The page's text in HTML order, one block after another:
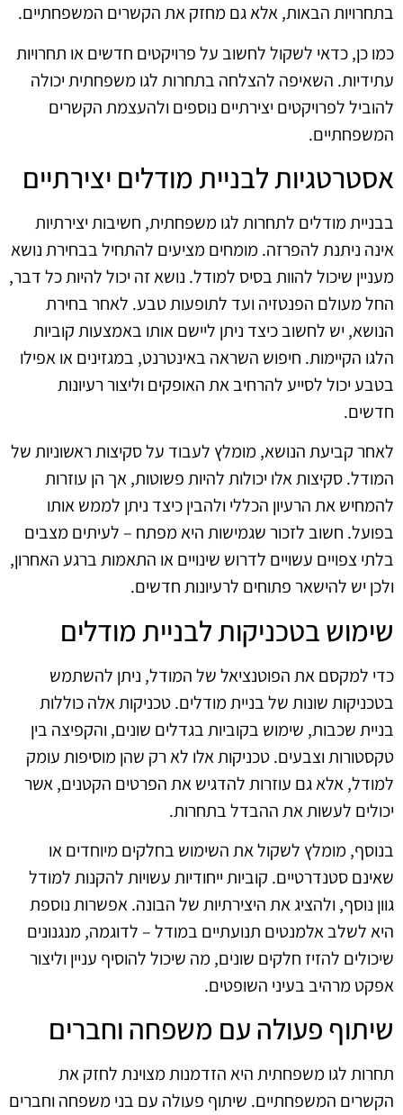
בתחרויות הבאות, אלא גם מחזק את הקשרים המשפחתיים.
כמו כן, כדאי לשקול לחשוב על פרויקטים חדשים או תחרויות
עתידיות. השאיפה להצלחה בתחרות לגו משפחתית יכולה
להוביל לפרויקטים יצירתיים נוספים ולהעצמת הקשרים
המשפחתיים.
אסטרטגיות לבניית מודלים יצירתיים
בבניית מודלים לתחרות לגו משפחתית, חשיבות יצירתיות
אינה ניתנת להפרזה. מומחים מציעים להתחיל בבחירת נושא
מעניין שיכול להוות בסיס למודל. נושא זה יכול להיות כל דבר,
החל מעולם הפנטזיה ועד לתופעות טבע. לאחר בחירת
הנושא, יש לחשוב כיצד ניתן ליישם אותו באמצעות קוביות
הלגו הקיימות. חיפוש השראה באינטרנט, במגזינים או אפילו
בטבע יכול לסייע להרחיב את האופקים וליצור רעיונות
חדשים.
לאחר קביעת הנושא, מומלץ לעבוד על סקיצות ראשוניות של
המודל. סקיצות אלו יכולות להיות פשוטות, אך הן עוזרות
להמחיש את הרעיון הכללי ולהבין כיצד ניתן לממש אותו
בפועל. חשוב לזכור שגמישות היא מפתח – לעיתים מצבים
בלתי צפויים עשויים לדרוש שינויים או התאמות ברגע האחרון,
ולכן יש להישאר פתוחים לרעיונות חדשים.
שימוש בטכניקות לבניית מודלים
כדי למקסם את הפוטנציאל של המודל, ניתן להשתמש
בטכניקות שונות של בניית מודלים. טכניקות אלה כוללות
בניית שכבות, שימוש בקוביות בגדלים שונים, והקפיצה בין
טקסטורות וצבעים. טכניקות אלו לא רק שהן מוסיפות עומק
למודל, אלא גם עוזרות להדגיש את הפרטים הקטנים, אשר
יכולים לעשות את ההבדל בתחרות.
בנוסף, מומלץ לשקול את השימוש בחלקים מיוחדים או
שאינם סטנדרטיים. קוביות ייחודיות עשויות להקנות למודל
גוון נוסף, ולהציג את היצירתיות של הבונה. אפשרות נוספת
היא לשלב אלמנטים תנועתיים במודל – לדוגמה, מנגנונים
שיכולים להזיז חלקים שונים, מה שיכול להוסיף עניין וליצור
אפקט מרהיב בעיני השופטים.
שיתוף פעולה עם משפחה וחברים
תחרות לגו משפחתית היא הזדמנות מצוינת לחזק את
הקשרים המשפחתיים. שיתוף פעולה עם בני משפחה וחברים